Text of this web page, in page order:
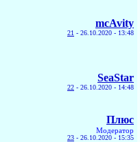
mcAvity
21 - 26.10.2020 - 13:48
SeaStar
22 - 26.10.2020 - 14:48
Плюс
Модератор
23 - 26.10.2020 - 15:35